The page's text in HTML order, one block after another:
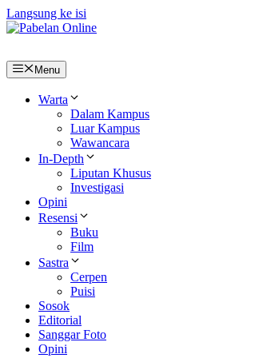
Langsung ke isi
Menu
Warta
Dalam Kampus
Luar Kampus
Wawancara
In-Depth
Liputan Khusus
Investigasi
Opini
Resensi
Buku
Film
Sastra
Cerpen
Puisi
Sosok
Editorial
Sanggar Foto
Opini